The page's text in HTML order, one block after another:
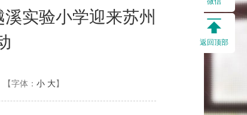
实验小学迎来苏州
【字体： 小 大】
返回顶部